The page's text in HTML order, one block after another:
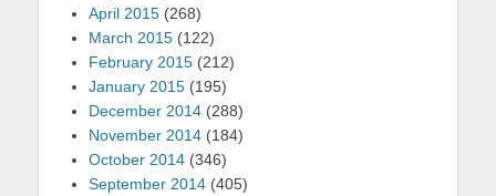
April 2015 (268)
March 2015 (122)
February 2015 (212)
January 2015 (195)
December 2014 (288)
November 2014 (184)
October 2014 (346)
September 2014 (405)